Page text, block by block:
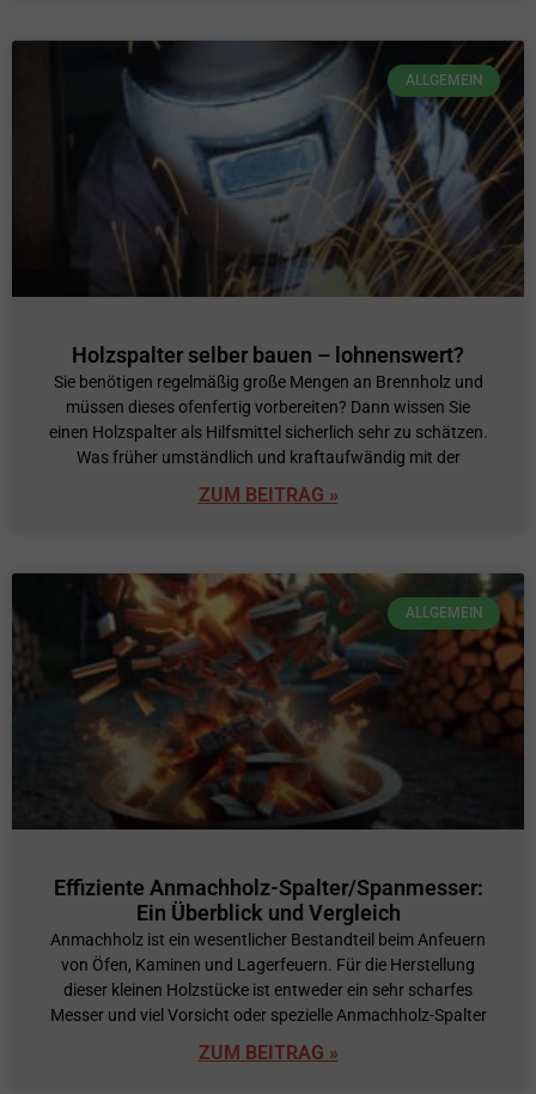
ALLGEMEIN
Holzspalter selber bauen – lohnenswert?
Sie benötigen regelmäßig große Mengen an Brennholz und
müssen dieses ofenfertig vorbereiten? Dann wissen Sie
einen Holzspalter als Hilfsmittel sicherlich sehr zu schätzen.
Was früher umständlich und kraftaufwändig mit der
ZUM BEITRAG »
ALLGEMEIN
Effiziente Anmachholz-Spalter/Spanmesser:
Ein Überblick und Vergleich
Anmachholz ist ein wesentlicher Bestandteil beim Anfeuern
von Öfen, Kaminen und Lagerfeuern. Für die Herstellung
dieser kleinen Holzstücke ist entweder ein sehr scharfes
Messer und viel Vorsicht oder spezielle Anmachholz-Spalter
ZUM BEITRAG »